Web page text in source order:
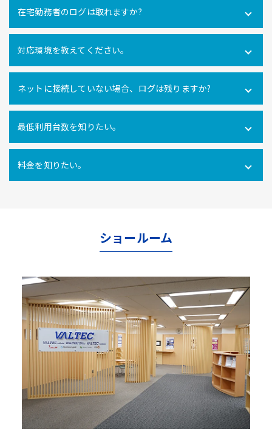
在宅勤務者のログは取れますか?
可能です。社内だけでなく社外にあるPCの操作ログを取得
できます。
対応環境を教えてください。
Windows10・11 全エディション macOS 11(Big Sur)、
12(Monterey)、13(Ventura) ※Macクライアントでは、PC
利用時間ログ（PC利用開始・終了、無操作時間）のみの対
ネットに接続していない場合、ログは残りますか?
インターネットに接続できない環境でのパソコン利用も利
用ログをパソコン内に一時的に蓄積し、インターネットへ
の再接続時に遡ってパソコン利用ログを管理サーバにアッ
刻を行うことができます。
最低利用台数を知りたい。
10ライセンス以上からご利用いただけます。
料金を知りたい。
ショールーム